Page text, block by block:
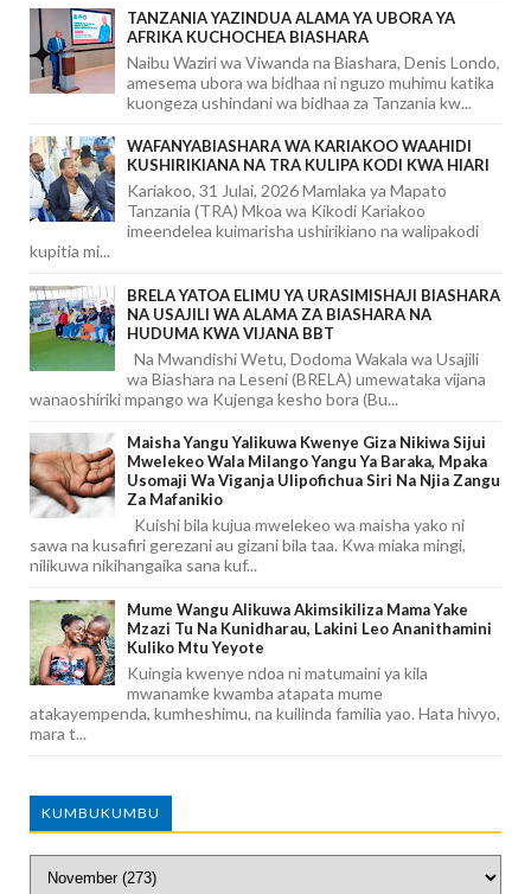
TANZANIA YAZINDUA ALAMA YA UBORA YA
AFRIKA KUCHOCHEA BIASHARA
Naibu Waziri wa Viwanda na Biashara, Denis Londo,
amesema ubora wa bidhaa ni nguzo muhimu katika
kuongeza ushindani wa bidhaa za Tanzania kw...
WAFANYABIASHARA WA KARIAKOO WAAHIDI
KUSHIRIKIANA NA TRA KULIPA KODI KWA HIARI
Kariakoo, 31 Julai, 2026 Mamlaka ya Mapato
Tanzania (TRA) Mkoa wa Kikodi Kariakoo
imeendelea kuimarisha ushirikiano na walipakodi
kupitia mi...
BRELA YATOA ELIMU YA URASIMISHAJI BIASHARA
NA USAJILI WA ALAMA ZA BIASHARA NA
HUDUMA KWA VIJANA BBT
Na Mwandishi Wetu, Dodoma Wakala wa Usajili
wa Biashara na Leseni (BRELA) umewataka vijana
wanaoshiriki mpango wa Kujenga kesho bora (Bu...
Maisha Yangu Yalikuwa Kwenye Giza Nikiwa Sijui
Mwelekeo Wala Milango Yangu Ya Baraka, Mpaka
Usomaji Wa Viganja Ulipofichua Siri Na Njia Zangu
Za Mafanikio
Kuishi bila kujua mwelekeo wa maisha yako ni
sawa na kusafiri gerezani au gizani bila taa. Kwa miaka mingi,
nilikuwa nikihangaika sana kuf...
Mume Wangu Alikuwa Akimsikiliza Mama Yake
Mzazi Tu Na Kunidharau, Lakini Leo Ananithamini
Kuliko Mtu Yeyote
Kuingia kwenye ndoa ni matumaini ya kila
mwanamke kwamba atapata mume
atakayempenda, kumheshimu, na kuilinda familia yao. Hata hivyo,
mara t...
KUMBUKUMBU